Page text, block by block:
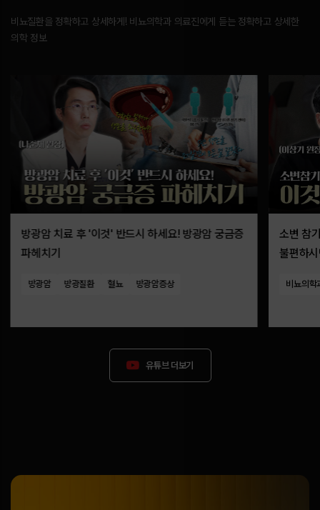
비뇨질환을 정확하고 상세하게! 비뇨의학과 의료진에게 듣는 정확하고 상세한
의학 정보
방광암 치료 후 '이것' 반드시 하세요! 방광암 궁금증
파헤치기
방광암 방광질환 혈뇨 방광암증상
소변 참
불편하
비뇨의학
유튜브 더보기